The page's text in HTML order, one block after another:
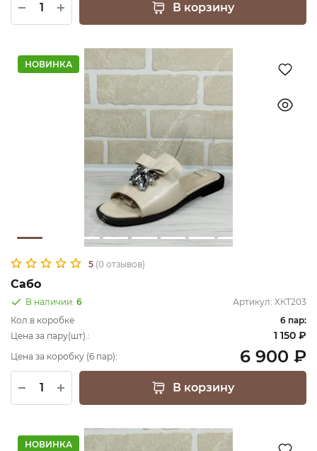
В корзину
НОВИНКА
5 (0 отзывов)
Сабо
В наличии: 6 Артикул: ХКТ203
Кол.в коробке
6 пар:
Цена за пару(шт).:
1 150 ₽
Цена за коробку (6 пар): 6 900 ₽
В корзину
НОВИНКА